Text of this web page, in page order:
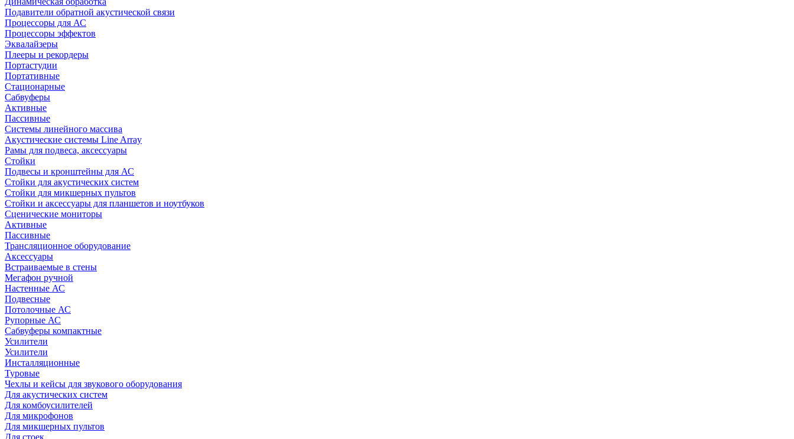
Подавители обратной акустической связи
Процессоры для АС
Процессоры эффектов
Эквалайзеры
Плееры и рекордеры
Портастудии
Портативные
Стационарные
Сабвуферы
Активные
Пассивные
Системы линейного массива
Акустические системы Line Array
Рамы для подвеса, аксессуары
Стойки
Подвесы и кронштейны для АС
Стойки для акустических систем
Стойки для микшерных пультов
Стойки и аксессуары для планшетов и ноутбуков
Сценические мониторы
Активные
Пассивные
Трансляционное оборудование
Аксессуары
Встраиваемые в стены
Мегафон ручной
Настенные АС
Подвесные
Потолочные АС
Рупорные АС
Сабвуферы компактные
Усилители
Усилители
Инсталляционные
Туровые
Чехлы и кейсы для звукового оборудования
Для акустических систем
Для комбоусилителей
Для микрофонов
Для микшерных пультов
Для стоек